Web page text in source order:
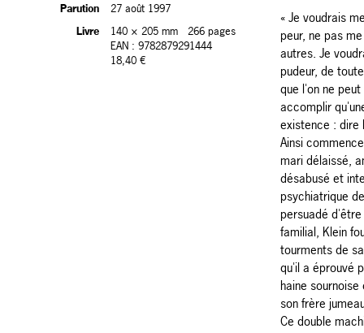
Parution
27 août 1997
Livre
140 × 205 mm
266 pages
EAN : 9782879291444
18,40 €
« Je voudrais
peur, ne pas
autres. Je
pudeur, de
que l'on ne
accomplir
existence : dire
Ainsi
mari délaissé,
désabusé et
psychiatrique
persuadé
familial, Klein
tourments de
qu'il a éprouvé
haine
son frère
Ce double